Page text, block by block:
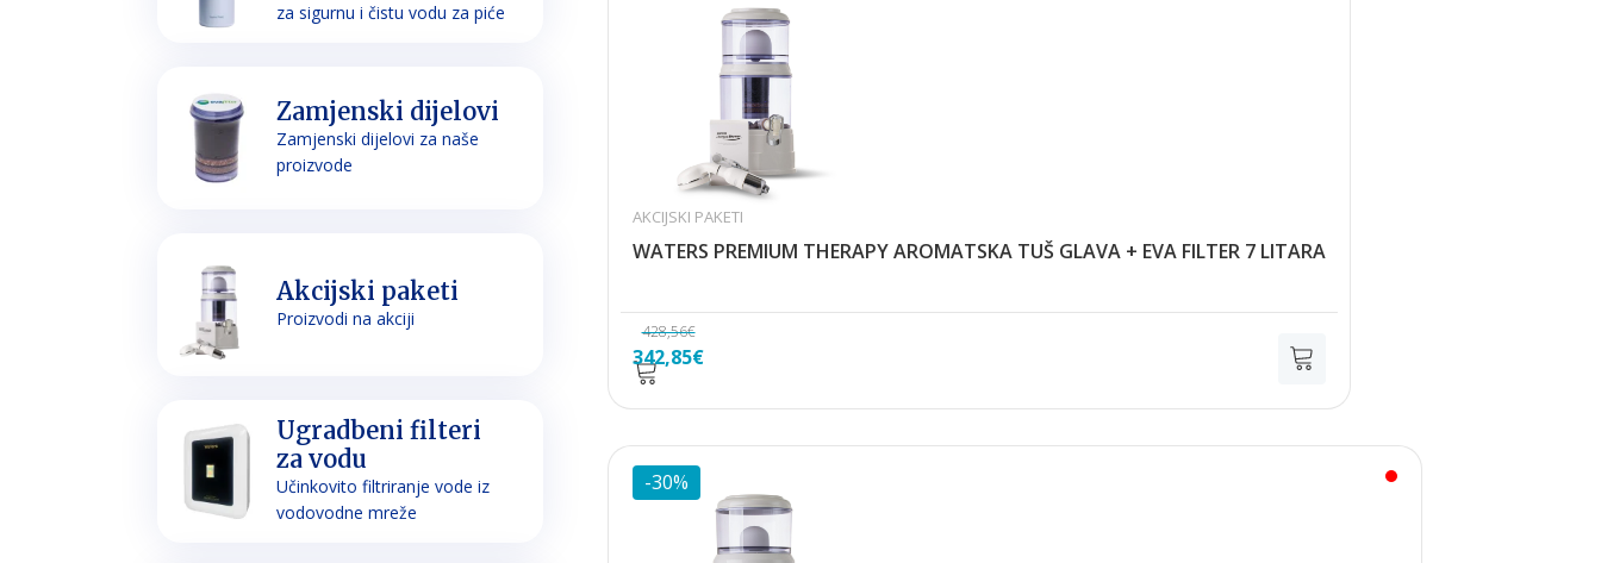
za sigurnu i čistu vodu za piće
Zamjenski dijelovi
Zamjenski dijelovi za naše
proizvode
Akcijski paketi
Proizvodi na akciji
Ugradbeni filteri
za vodu
Učinkovito filtriranje vode iz
vodovodne mreže
428,56€
Izvorna
cijena
bila
je:
428,56€.
342,85€Trenutna
je:
342,85€.
AKCIJSKI PAKETI
WATERS PREMIUM THERAPY AROMATSKA TUŠ GLAVA + EVA FILTER 7 LITARA
-30%